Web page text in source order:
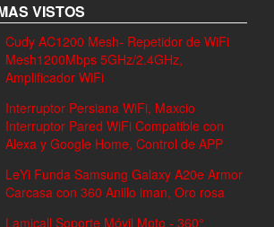
VISTOS
Cudy AC1200 Mesh- Repetidor de WiFi
Mesh1200Mbps 5GHz/2.4GHz,
Amplificador WiFi
Interruptor Persiana WiFi, Maxcio
Interruptor Pared WiFi Compatible con
Alexa y Google Home, Control de APP
LeYi Funda Samsung Galaxy A20e Armor
Carcasa con 360 Anillo iman, Oro rosa
Lamicall Soporte Móvil Moto - 360°